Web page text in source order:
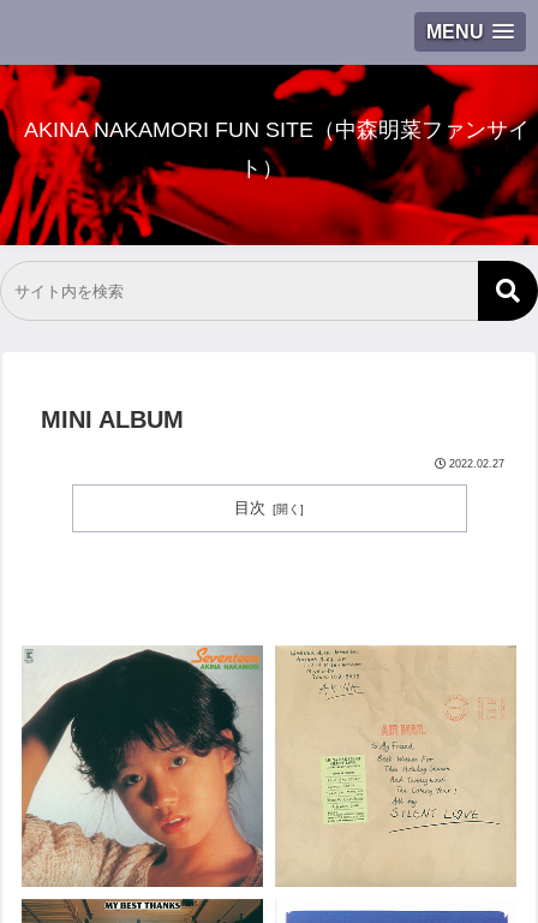
MENU
AKINA NAKAMORI FUN SITE（中森明菜ファンサイ
ト）
MINI ALBUM
2022.02.27
目次